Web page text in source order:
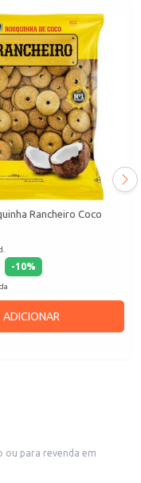
Rancheiro Coco
-10%
ADICIONAR
ou para revenda em